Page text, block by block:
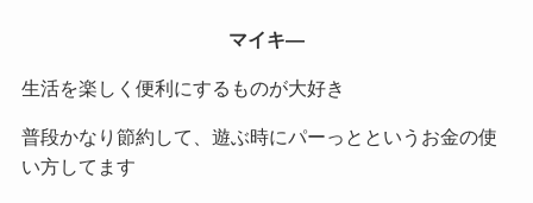
マイキ―
生活を楽しく便利にするものが大好き
普段かなり節約して、遊ぶ時にパーっとというお金の使
い方してます